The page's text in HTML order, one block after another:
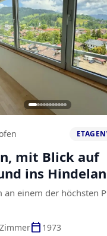
mit Blick auf
ins
an einem der höchsten
calendar_today 1973